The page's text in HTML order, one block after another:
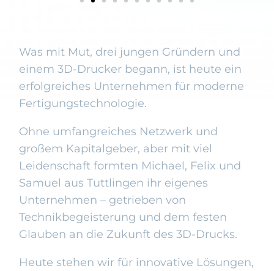
Was mit Mut, drei jungen Gründern und
einem 3D-Drucker begann, ist heute ein
erfolgreiches Unternehmen für moderne
Fertigungstechnologie.
Ohne umfangreiches Netzwerk und
großem Kapitalgeber, aber mit viel
Leidenschaft formten Michael, Felix und
Samuel aus Tuttlingen ihr eigenes
Unternehmen – getrieben von
Technikbegeisterung und dem festen
Glauben an die Zukunft des 3D-Drucks.
Heute stehen wir für innovative Lösungen,